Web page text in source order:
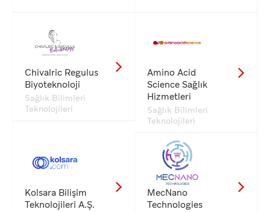
Chivalric Regulus
Biyoteknoloji
Sağlık Bilimleri
Teknolojileri
Amino Acid
Science Sağlık
Hizmetleri
Sağlık Bilimleri
Teknolojileri
Kolsara Bilişim
Teknolojileri A.Ş.
MecNano
Technologies